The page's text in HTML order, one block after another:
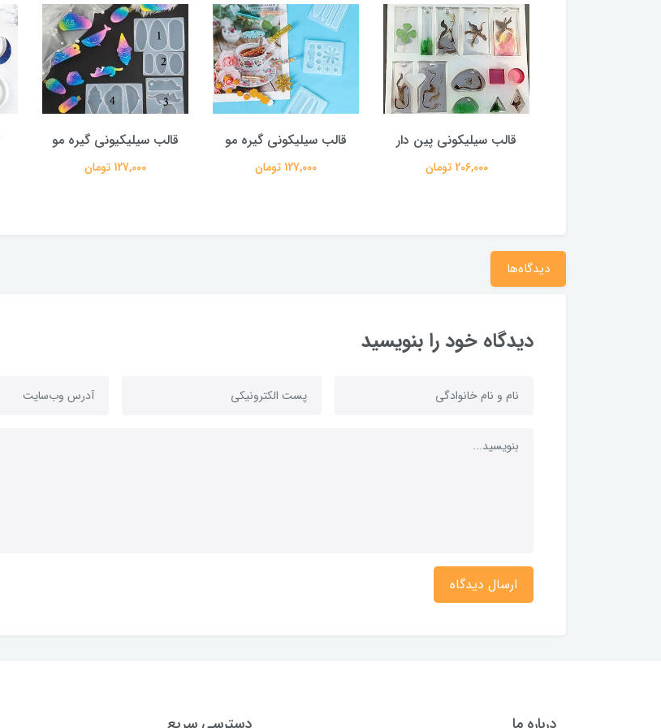
قالب سیلیکونی پین دار
206,000 تومان
قالب سیلیکونی گیره مو
127,000 تومان
قالب سیلیکیونی گیره مو
127,000 تومان
دیدگاه‌ها
دیدگاه خود را بنویسید
ارسال دیدگاه